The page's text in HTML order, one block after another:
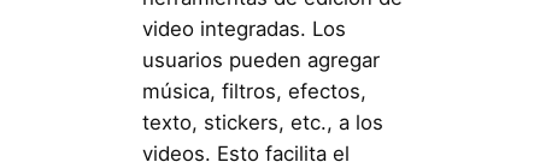
video integradas. Los
usuarios pueden agregar
música, filtros, efectos,
texto, stickers, etc., a los
videos. Esto facilita el